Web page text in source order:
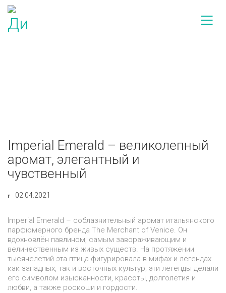
Imperial Emerald – великолепный
аромат, элегантный и
чувственный
02.04.2021
Imperial Emerald – соблазнительный аромат итальянского
парфюмерного бренда The Merchant of Venice. Он
вдохновлён павлином, самым завораживающим и
величественным из живых существ. На протяжении
тысячелетий эта птица фигурировала в мифах и легендах
как западных, так и восточных культур; эти легенды делали
его символом изысканности, красоты, долголетия и
любви, а также роскоши и гордости.